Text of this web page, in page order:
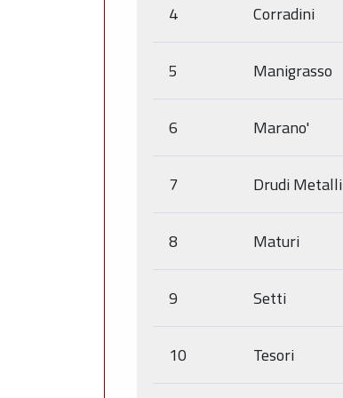
4 Corradini
5 Manigrasso
6 Marano'
7 Drudi Metalli
8 Maturi
9 Setti
10 Tesori